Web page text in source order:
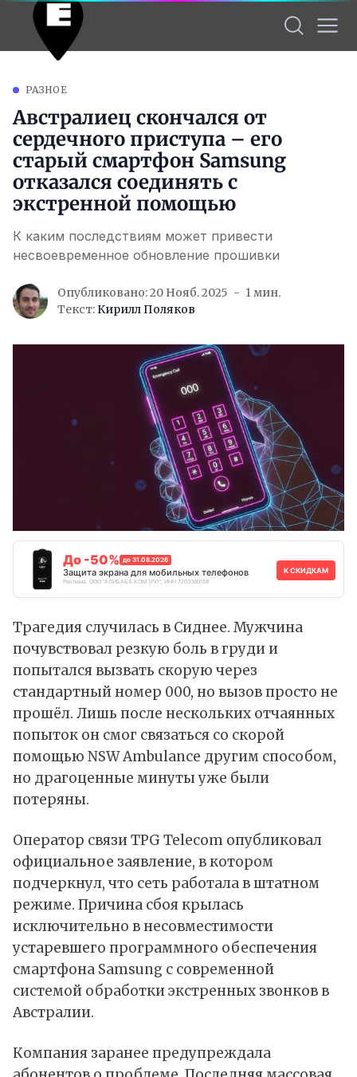
РАЗНОЕ
Австралиец скончался от
сердечного приступа – его
старый смартфон Samsung
отказался соединять с
экстренной помощью
К каким последствиям может привести
несвоевременное обновление прошивки
Опубликовано: 20 Нояб. 2025
1 мин.
Текст: Кирилл Поляков
До -50% до 31.08.2026
Защита экрана для мобильных телефонов
Реклама. ООО "АЛИБАБА.КОМ (РУ)", ИНН 7703380158
К СКИДКАМ
Трагедия случилась в Сиднее. Мужчина
почувствовал резкую боль в груди и
попытался вызвать скорую через
стандартный номер 000, но вызов просто не
прошёл. Лишь после нескольких отчаянных
попыток он смог связаться со скорой
помощью NSW Ambulance другим способом,
но драгоценные минуты уже были
потеряны.
Оператор связи TPG Telecom опубликовал
официальное заявление, в котором
подчеркнул, что сеть работала в штатном
режиме. Причина сбоя крылась
исключительно внесовместимости
устаревшего программного обеспечения
смартфона Samsung с современной
системой обработки экстренных звонков в
Австралии.
Компания заранее предупреждала